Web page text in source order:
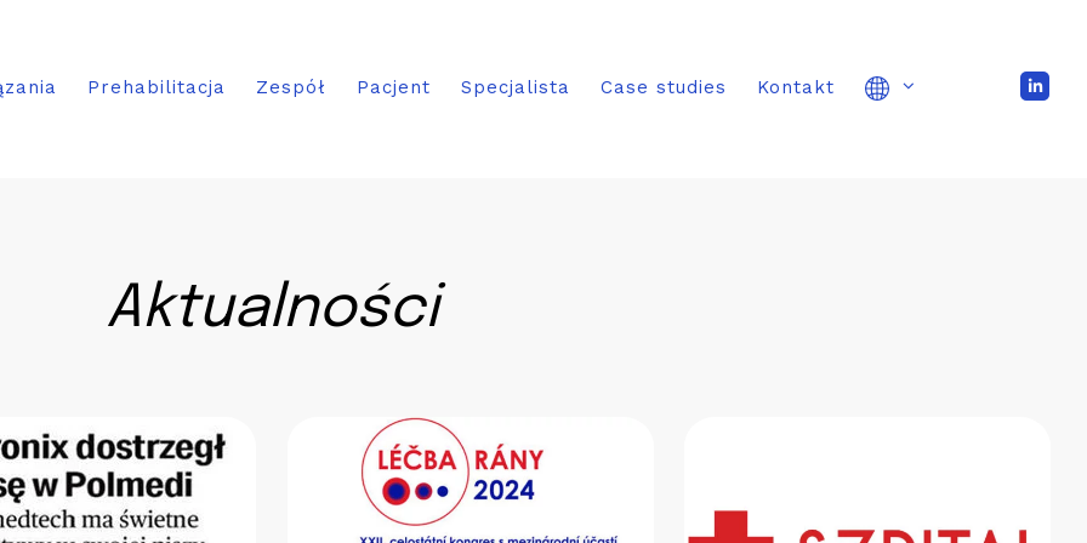
Prehabilitacja Zespół Pacjent Specjalista Case studies Kontakt
Aktualności